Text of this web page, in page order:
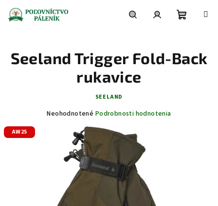
obsah
košík
Seeland Trigger Fold-Back
rukavice
SEELAND
Priemerné
produktu
hviezdičiek.
Neohodnotené Podrobnosti hodnotenia
AW25